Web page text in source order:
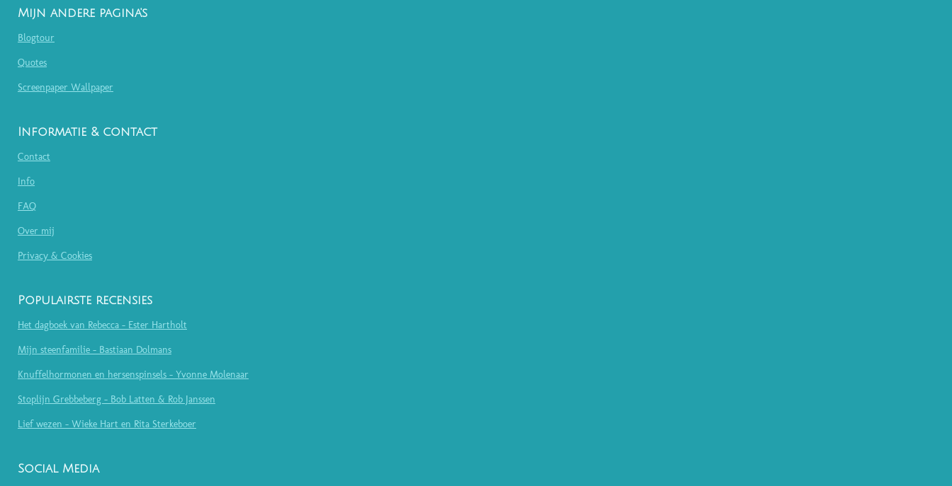
Mijn andere pagina's
Blogtour
Quotes
Screenpaper Wallpaper
Informatie & contact
Contact
Info
FAQ
Over mij
Privacy & Cookies
Populairste recensies
Het dagboek van Rebecca - Ester Hartholt
Mijn steenfamilie - Bastiaan Dolmans
Knuffelhormonen en hersenspinsels - Yvonne Molenaar
Stoplijn Grebbeberg - Bob Latten & Rob Janssen
Lief wezen - Wieke Hart en Rita Sterkeboer
Social Media